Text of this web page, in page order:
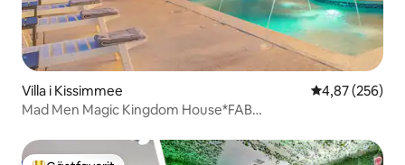
Villa i Kissimmee 4,87 av 5 i
4,87 (256)
Mad Men Magic Kingdom House*FAB